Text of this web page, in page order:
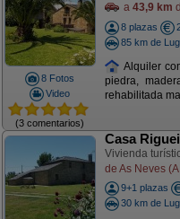
8 Fotos
Video
(3 comentarios)
a 43,9 km
8 plazas
85 km de
Alquiler
piedra,
rehabilitada
Casa
Vivienda
de As Neves
9+1 plazas
30 km de